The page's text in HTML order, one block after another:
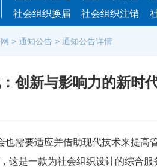
社会组织换届
社会组织注销
> 通知公告 > 通知公告详情
创新与影响力的新时
要适应并借助现代技术来提高
这是一款为社会组织设计的综合